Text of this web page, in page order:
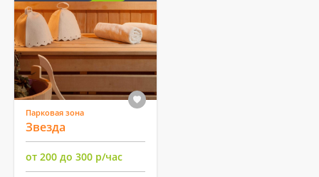
Парковая зона
Звезда
от 200 до 300 р/час